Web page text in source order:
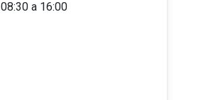
08:30 a 16:00